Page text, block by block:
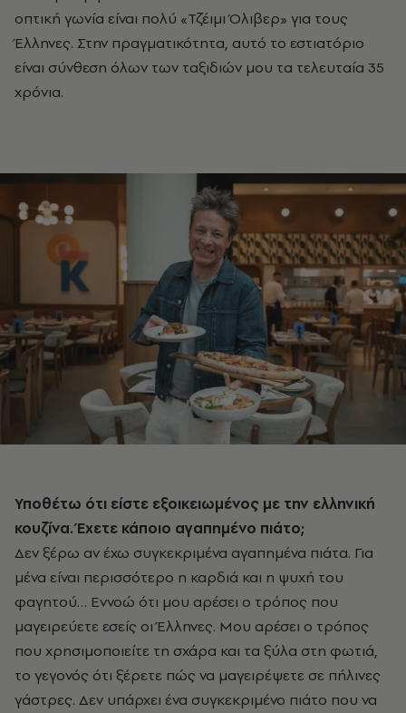
οπτική γωνία είναι πολύ «Τζέιμι Όλιβερ» για τους
Έλληνες. Στην πραγματικότητα, αυτό το εστιατόριο
είναι σύνθεση όλων των ταξιδιών μου τα τελευταία 35
χρόνια.
Υποθέτω ότι είστε εξοικειωμένος με την ελληνική
κουζίνα. Έχετε κάποιο αγαπημένο πιάτο;
Δεν ξέρω αν έχω συγκεκριμένα αγαπημένα πιάτα. Για
μένα είναι περισσότερο η καρδιά και η ψυχή του
φαγητού… Εννοώ ότι μου αρέσει ο τρόπος που
μαγειρεύετε εσείς οι Έλληνες. Μου αρέσει ο τρόπος
που χρησιμοποιείτε τη σχάρα και τα ξύλα στη φωτιά,
το γεγονός ότι ξέρετε πώς να μαγειρέψετε σε πήλινες
γάστρες. Δεν υπάρχει ένα συγκεκριμένο πιάτο που να